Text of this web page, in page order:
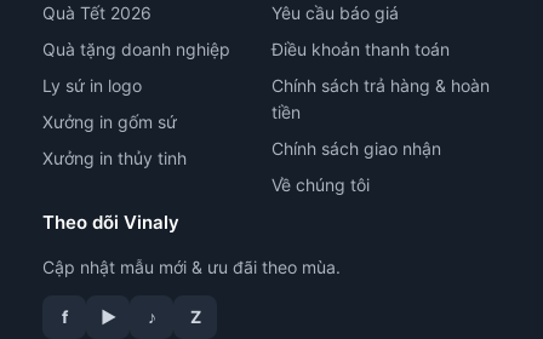
Quà Tết 2026
Quà tặng doanh nghiệp
Ly sứ in logo
Xưởng in gốm sứ
Xưởng in thủy tinh
Yêu cầu báo giá
Điều khoản thanh toán
Chính sách trả hàng & hoàn
tiền
Chính sách giao nhận
Về chúng tôi
Theo dõi Vinaly
Cập nhật mẫu mới & ưu đãi theo mùa.
f ▶ ♪ Z